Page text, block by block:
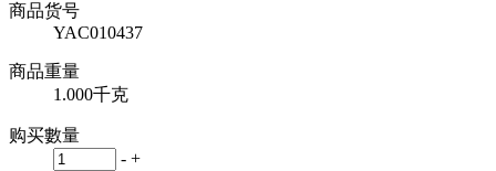
商品货号
YAC010437
商品重量
1.000千克
购买數量
- +